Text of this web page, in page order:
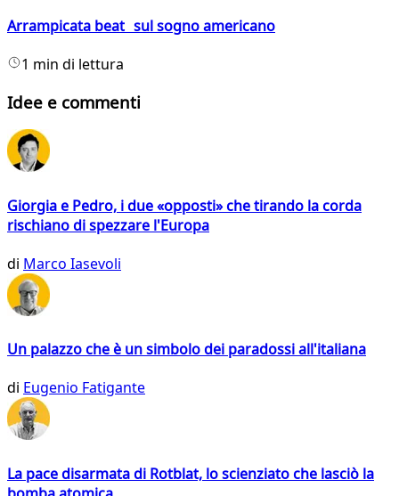
Arrampicata beat sul sogno americano
1 min di lettura
Idee e commenti
Giorgia e Pedro, i due «opposti» che tirando la corda
rischiano di spezzare l'Europa
di Marco Iasevoli
Un palazzo che è un simbolo dei paradossi all'italiana
di Eugenio Fatigante
La pace disarmata di Rotblat, lo scienziato che lasciò la